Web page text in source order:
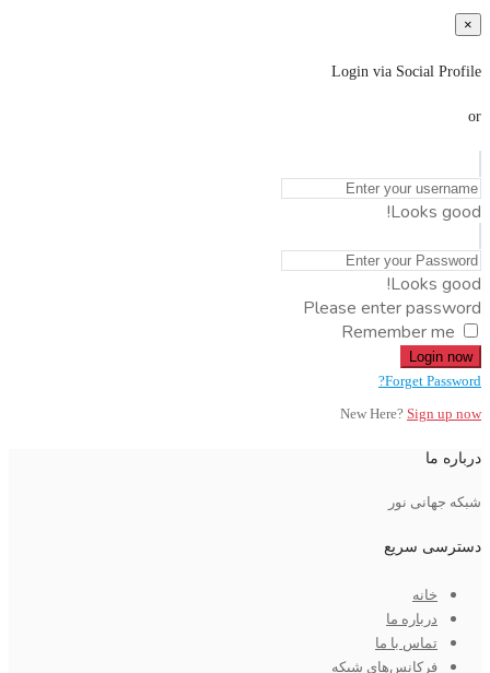
×
Login via Social Profile
or
Looks good!
Looks good!
Please enter password
Remember me
Login now
Forget Password?
New Here? Sign up now
درباره ما
شبکه جهانی نور
دسترسی سریع
خانه
درباره ما
تماس با ما
فرکانس‌های شبکه